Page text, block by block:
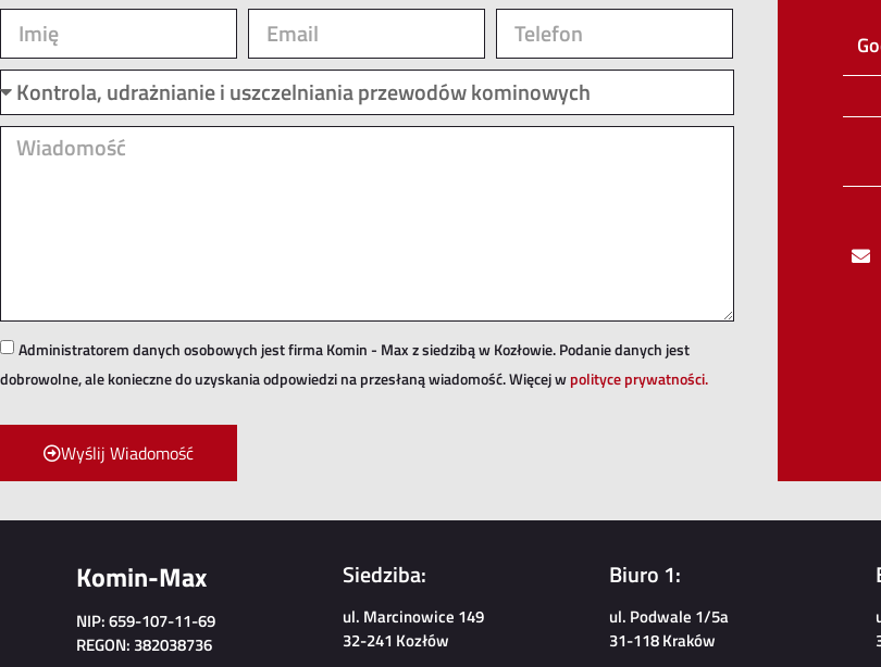
Administratorem danych osobowych jest firma Komin - Max z siedzibą w Kozłowie. Podanie danych jest
dobrowolne, ale konieczne do uzyskania odpowiedzi na przesłaną wiadomość. Więcej wpolityce prywatności.
Wyślij Wiadomość
Komin-Max
NIP: 659-107-11-69
REGON: 382038736
Siedziba:
ul. Marcinowice 149
32-241 Kozłów
Biuro 1:
ul. Podwale 1/5a
31-118 Kraków